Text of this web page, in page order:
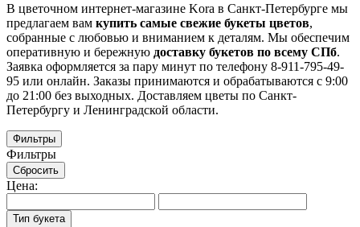
В цветочном интернет-магазине Kora в Санкт-Петербурге мы
предлагаем вам купить самые свежие букеты цветов,
собранные с любовью и вниманием к деталям. Мы обеспечим
оперативную и бережную доставку букетов по всему СПб.
Заявка оформляется за пару минут по телефону 8-911-795-49-
95 или онлайн. Заказы принимаются и обрабатываются с 9:00
до 21:00 без выходных. Доставляем цветы по Санкт-
Петербургу и Ленинградской области.
Фильтры
Фильтры
Сбросить
Цена:
Тип букета